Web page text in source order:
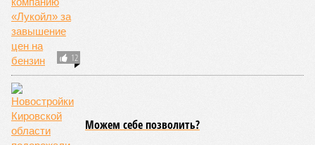
12
Можем себе позволить?